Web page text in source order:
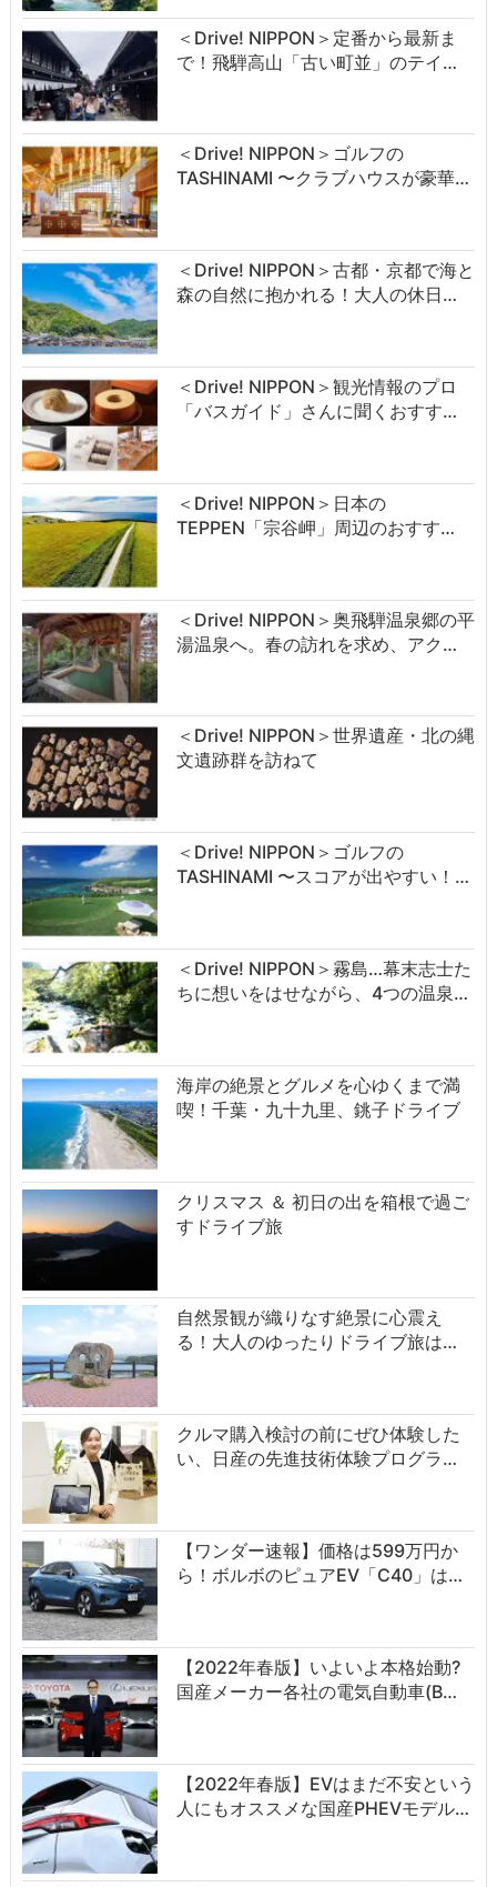
＜Drive! NIPPON＞定番から最新ま
で！飛騨高山「古い町並」のテイ…
＜Drive! NIPPON＞ゴルフの
TASHINAMI 〜クラブハウスが豪華…
＜Drive! NIPPON＞古都・京都で海と
森の自然に抱かれる！大人の休日…
＜Drive! NIPPON＞観光情報のプロ
「バスガイド」さんに聞くおすす…
＜Drive! NIPPON＞日本の
TEPPEN「宗谷岬」周辺のおすす…
＜Drive! NIPPON＞奥飛騨温泉郷の平
湯温泉へ。春の訪れを求め、アク…
＜Drive! NIPPON＞世界遺産・北の縄
文遺跡群を訪ねて
＜Drive! NIPPON＞ゴルフの
TASHINAMI 〜スコアが出やすい！…
＜Drive! NIPPON＞霧島…幕末志士た
ちに想いをはせながら、4つの温泉…
海岸の絶景とグルメを心ゆくまで満
喫！千葉・九十九里、銚子ドライブ
クリスマス ＆ 初日の出を箱根で過ご
すドライブ旅
自然景観が織りなす絶景に心震え
る！大人のゆったりドライブ旅は…
クルマ購入検討の前にぜひ体験した
い、日産の先進技術体験プログラ…
【ワンダー速報】価格は599万円か
ら！ボルボのピュアEV「C40」は…
【2022年春版】いよいよ本格始動?
国産メーカー各社の電気自動車(B…
【2022年春版】EVはまだ不安という
人にもオススメな国産PHEVモデル…